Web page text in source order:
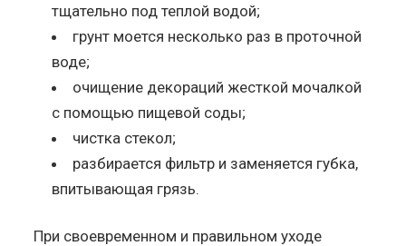
тщательно под теплой водой;
грунт моется несколько раз в проточной
воде;
очищение декораций жесткой мочалкой
с помощью пищевой соды;
чистка стекол;
разбирается фильтр и заменяется губка,
впитывающая грязь.
При своевременном и правильном уходе